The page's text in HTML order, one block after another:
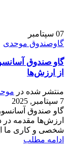
07 سپتامبر
گاوصندوق موحدی
گاو صندوق
از ارزش‌ها
منتشر شده در
7 سپتامبر, 2025
گاو صندوق
ارزش‌ها مقدمه در
شخصی و کاری ما
ادامه مطلب